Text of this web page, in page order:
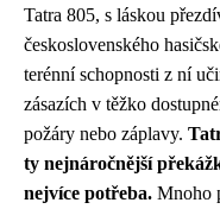
Tatra 805, s láskou
československého
terénní schopnosti z ní
zásazích v těžko
požáry nebo záplavy.
ty nejnáročnější
nejvíce potřeba. Mnoho